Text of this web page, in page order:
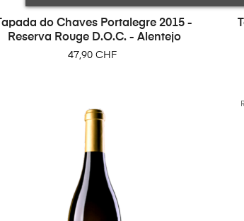
Tapada do Chaves Portalegre 2015 -
Reserva Rouge D.O.C. - Alentejo
Prix
47,90 CHF